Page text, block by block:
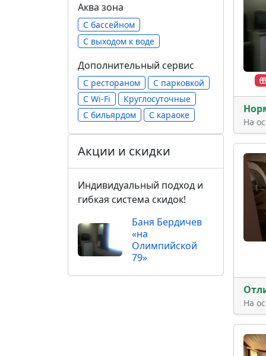
На
На
Аква зона
С бассейном
С выходом к воде
Дополнительный сервис
С рестораном
С парковкой
С Wi-Fi
Круглосуточные
С бильярдом
С караоке
Акции и скидки
Индивидуальный подход и
гибкая система скидок!
Баня Бердичев
«на
Олимпийской
79»